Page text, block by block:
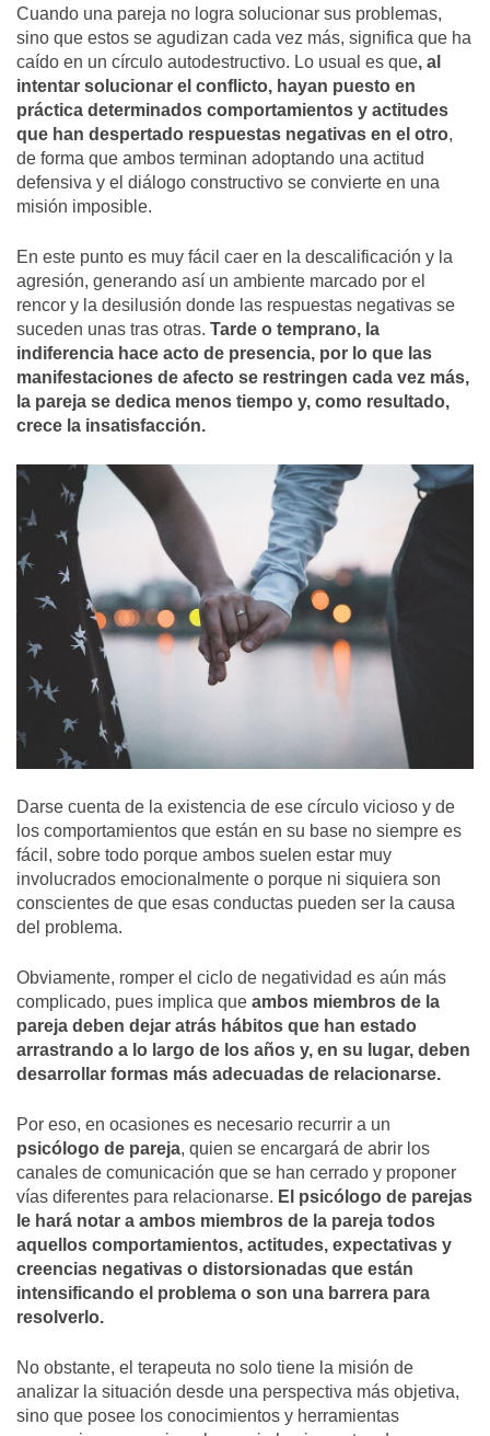
Cuando una pareja no logra solucionar sus problemas,
sino que estos se agudizan cada vez más, significa que ha
caído en un círculo autodestructivo. Lo usual es que, al
intentar solucionar el conflicto, hayan puesto en
práctica determinados comportamientos y actitudes
que han despertado respuestas negativas en el otro,
de forma que ambos terminan adoptando una actitud
defensiva y el diálogo constructivo se convierte en una
misión imposible.
En este punto es muy fácil caer en la descalificación y la
agresión, generando así un ambiente marcado por el
rencor y la desilusión donde las respuestas negativas se
suceden unas tras otras. Tarde o temprano, la
indiferencia hace acto de presencia, por lo que las
manifestaciones de afecto se restringen cada vez más,
la pareja se dedica menos tiempo y, como resultado,
crece la insatisfacción.
Darse cuenta de la existencia de ese círculo vicioso y de
los comportamientos que están en su base no siempre es
fácil, sobre todo porque ambos suelen estar muy
involucrados emocionalmente o porque ni siquiera son
conscientes de que esas conductas pueden ser la causa
del problema.
Obviamente, romper el ciclo de negatividad es aún más
complicado, pues implica que ambos miembros de la
pareja deben dejar atrás hábitos que han estado
arrastrando a lo largo de los años y, en su lugar, deben
desarrollar formas más adecuadas de relacionarse.
Por eso, en ocasiones es necesario recurrir a un
psicólogo de pareja, quien se encargará de abrir los
canales de comunicación que se han cerrado y proponer
vías diferentes para relacionarse. El psicólogo de parejas
le hará notar a ambos miembros de la pareja todos
aquellos comportamientos, actitudes, expectativas y
creencias negativas o distorsionadas que están
intensificando el problema o son una barrera para
resolverlo.
No obstante, el terapeuta no solo tiene la misión de
analizar la situación desde una perspectiva más objetiva,
sino que posee los conocimientos y herramientas